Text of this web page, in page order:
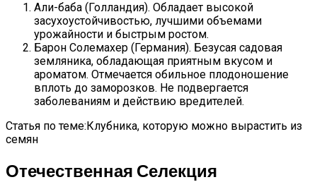
Али-баба (Голландия). Обладает высокой
засухоустойчивостью, лучшими объемами
урожайности и быстрым ростом.
Барон Солемахер (Германия). Безусая садовая
земляника, обладающая приятным вкусом и
ароматом. Отмечается обильное плодоношение
вплоть до заморозков. Не подвергается
заболеваниям и действию вредителей.
Статья по теме:Клубника, которую можно вырастить из
семян
Отечественная Селекция